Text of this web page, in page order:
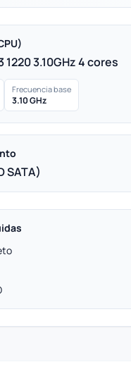
1220 3.10GHz 4 cores
Frecuencia base
3.10 GHz
SATA)